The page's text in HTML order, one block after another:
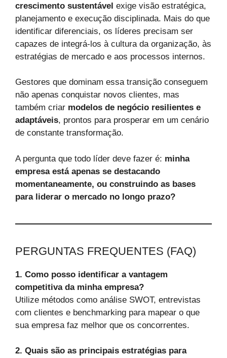
crescimento sustentável exige visão estratégica,
planejamento e execução disciplinada. Mais do que
identificar diferenciais, os líderes precisam ser
capazes de integrá-los à cultura da organização, às
estratégias de mercado e aos processos internos.
Gestores que dominam essa transição conseguem
não apenas conquistar novos clientes, mas
também criar modelos de negócio resilientes e
adaptáveis, prontos para prosperar em um cenário
de constante transformação.
A pergunta que todo líder deve fazer é: minha
empresa está apenas se destacando
momentaneamente, ou construindo as bases
para liderar o mercado no longo prazo?
PERGUNTAS FREQUENTES (FAQ)
1. Como posso identificar a vantagem
competitiva da minha empresa?
Utilize métodos como análise SWOT, entrevistas
com clientes e benchmarking para mapear o que
sua empresa faz melhor que os concorrentes.
2. Quais são as principais estratégias para